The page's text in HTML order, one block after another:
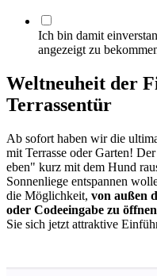
Ich bin damit
angezeigt zu
Weltneuheit der
Terrassentür
Ab sofort haben wir die
mit Terrasse oder Garten!
eben" kurz mit dem Hund
Sonnenliege entspannen
die Möglichkeit, von außen
oder Codeeingabe zu
Sie sich jetzt attraktive